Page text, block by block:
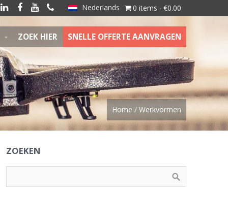
0 items €0.00
Nederlands
   
ZOEK HIER SNELLE OFFERTE AANVRAGEN
Home / Werkvormen
ZOEKEN